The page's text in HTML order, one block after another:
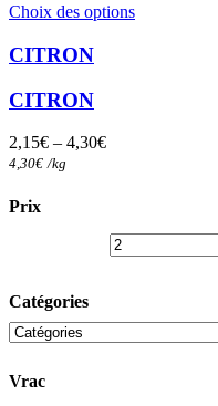
Choix des optionsCe
la
CITRON
CITRON
2,15€ – 4,30€
4,30€ /kg
Prix
Catégories
Vrac